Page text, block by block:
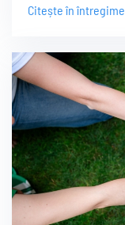
Citește în întregime